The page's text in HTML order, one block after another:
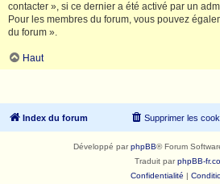
contacter », si ce dernier a été activé par un
Pour les membres du forum, vous pouvez
du forum ».
Haut
Index du forum Supprimer les
Développé parphpBB® Forum
Traduit parphpBB-
Confidentialité |